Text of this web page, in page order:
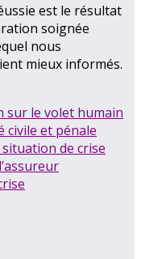
est le résultat
soignée
nous
mieux informés.
sur le volet humain
civile et pénale
de crise